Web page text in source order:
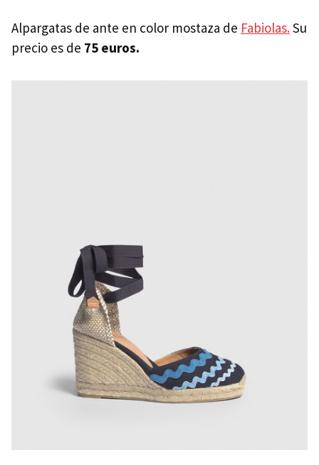
Alpargatas de ante en color mostaza de Fabiolas.Su
precio es de 75 euros.